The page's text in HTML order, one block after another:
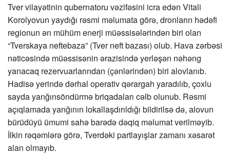
Tver vilayətinin qubernatoru vəzifəsini icra edən Vitali
Korolyovun yaydığı rəsmi məlumata görə, dronların hədəfi
regionun ən mühüm enerji müəssisələrindən biri olan
“Tverskaya neftebaza” (Tver neft bazası) olub. Hava zərbəsi
nəticəsində müəssisənin ərazisində yerləşən nəhəng
yanacaq rezervuarlarından (çənlərindən) biri alovlanıb.
Hadisə yerində dərhal operativ qərargah yaradılıb, çoxlu
sayda yanğınsöndürmə briqadaları cəlb olunub. Rəsmi
açıqlamada yanğının lokallaşdırıldığı bildirilsə də, alovun
bürüdüyü ümumi sahə barədə dəqiq məlumat verilməyib.
İlkin rəqəmlərə görə, Tverdəki partlayışlar zamanı xəsarət
alan olmayıb.